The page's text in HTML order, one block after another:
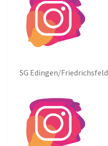
SG Edingen/Friedrichsfeld